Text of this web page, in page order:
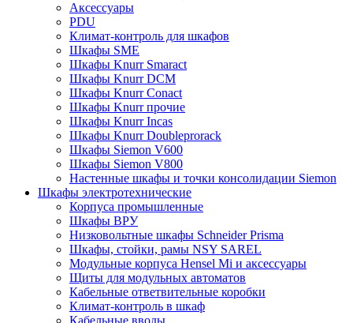
Аксессуары
PDU
Климат-контроль для шкафов
Шкафы SME
Шкафы Knurr Smaract
Шкафы Knurr DCM
Шкафы Knurr Conact
Шкафы Knurr прочие
Шкафы Knurr Incas
Шкафы Knurr Doubleprorack
Шкафы Siemon V600
Шкафы Siemon V800
Настенные шкафы и точки консолидации Siemon
Шкафы электротехнические
Корпуса промышленные
Шкафы ВРУ
Низковольтные шкафы Schneider Prisma
Шкафы, стойки, рамы NSY SAREL
Модульные корпуса Hensel Mi и аксессуары
Щиты для модульных автоматов
Кабельные ответвительные коробки
Климат-контроль в шкаф
Кабельные вводы